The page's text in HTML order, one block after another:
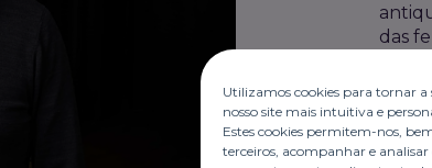
Utilizamos cookies para tornar a
nosso site mais intuitiva e
Estes cookies permitem-nos,
terceiros, acompanhar e analisar
das